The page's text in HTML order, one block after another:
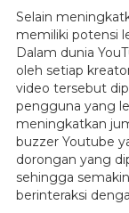
Selain
memiliki potensi
Dalam dunia
oleh setiap
video tersebut
pengguna yang
meningkatkan
buzzer Youtube
dorongan yang
sehingga
berinteraksi